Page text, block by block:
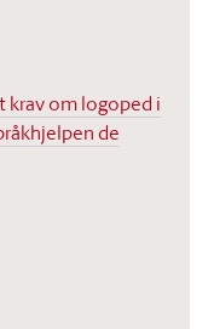
krav om logoped i
de